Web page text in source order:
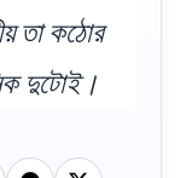
তা কঠোর
দুটোই।